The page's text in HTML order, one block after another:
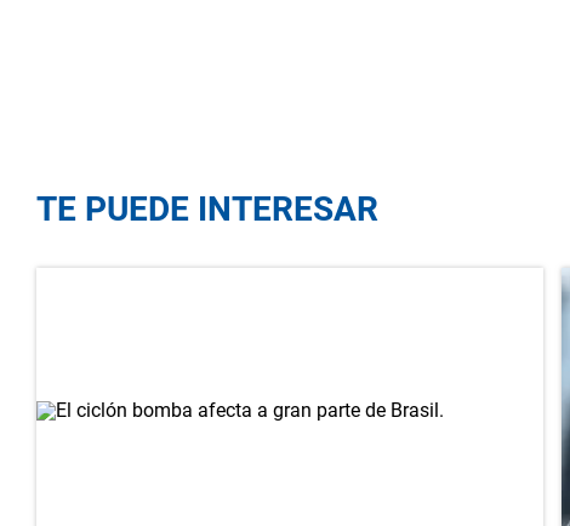
TE PUEDE INTERESAR